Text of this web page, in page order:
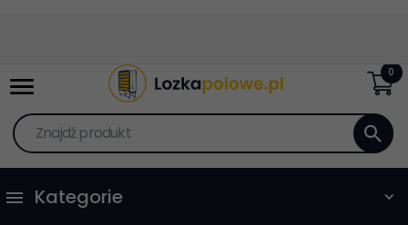
Znajdź produkt
0
Kategorie